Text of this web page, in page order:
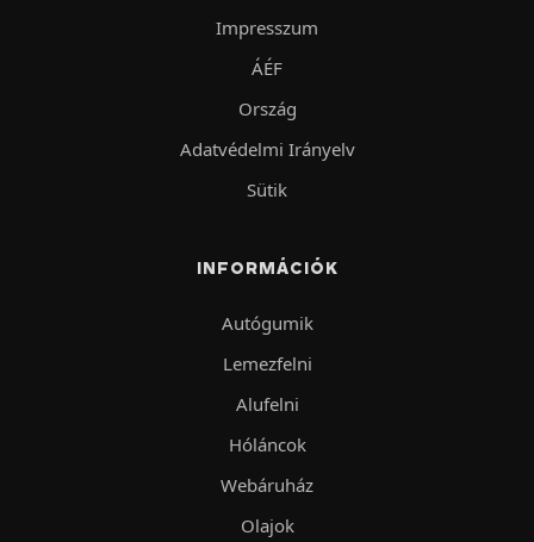
Impresszum
ÁÉF
Ország
Adatvédelmi Irányelv
Sütik
INFORMÁCIÓK
Autógumik
Lemezfelni
Alufelni
Hóláncok
Webáruház
Olajok